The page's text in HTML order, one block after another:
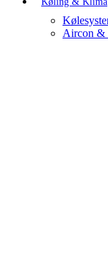
Aircon &